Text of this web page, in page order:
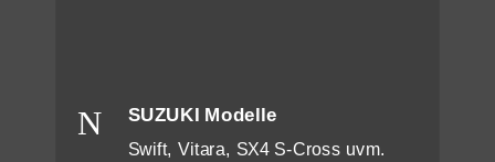
N SUZUKI Modelle
Swift, Vitara, SX4 S-Cross uvm.